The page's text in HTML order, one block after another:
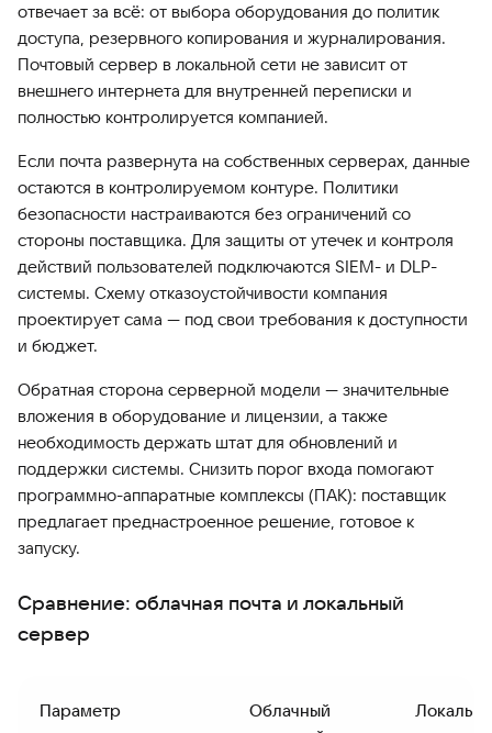
отвечает за всё: от выбора оборудования до политик
доступа, резервного копирования и журналирования.
Почтовый сервер в локальной сети не зависит от
внешнего интернета для внутренней переписки и
полностью контролируется компанией.
Если почта развернута на собственных серверах, данные
остаются в контролируемом контуре. Политики
безопасности настраиваются без ограничений со
стороны поставщика. Для защиты от утечек и контроля
действий пользователей подключаются SIEM- и DLP-
системы. Схему отказоустойчивости компания
проектирует сама — под свои требования к доступности
и бюджет.
Обратная сторона серверной модели — значительные
вложения в оборудование и лицензии, а также
необходимость держать штат для обновлений и
поддержки системы. Снизить порог входа помогают
программно-аппаратные комплексы (ПАК): поставщик
предлагает преднастроенное решение, готовое к
запуску.
Сравнение: облачная почта и локальный
сервер
Параметр
Облачный